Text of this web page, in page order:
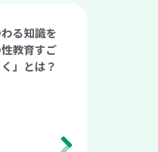
る知識を
教育すご
」とは？